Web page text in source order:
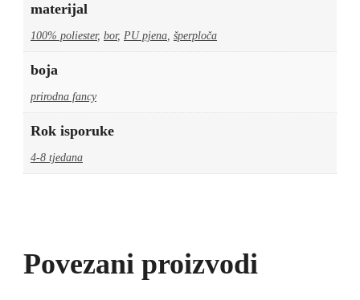
materijal
100% poliester, bor, PU pjena šperploča
boja
prirodna fancy
Rok isporuke
4-8 tjedana
Povezani proizvodi